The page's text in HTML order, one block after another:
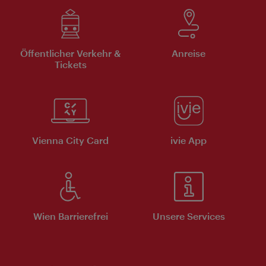
Öffentlicher Verkehr &
Tickets
Anreise
Vienna City Card ivie App
Wien Barrierefrei Unsere Services